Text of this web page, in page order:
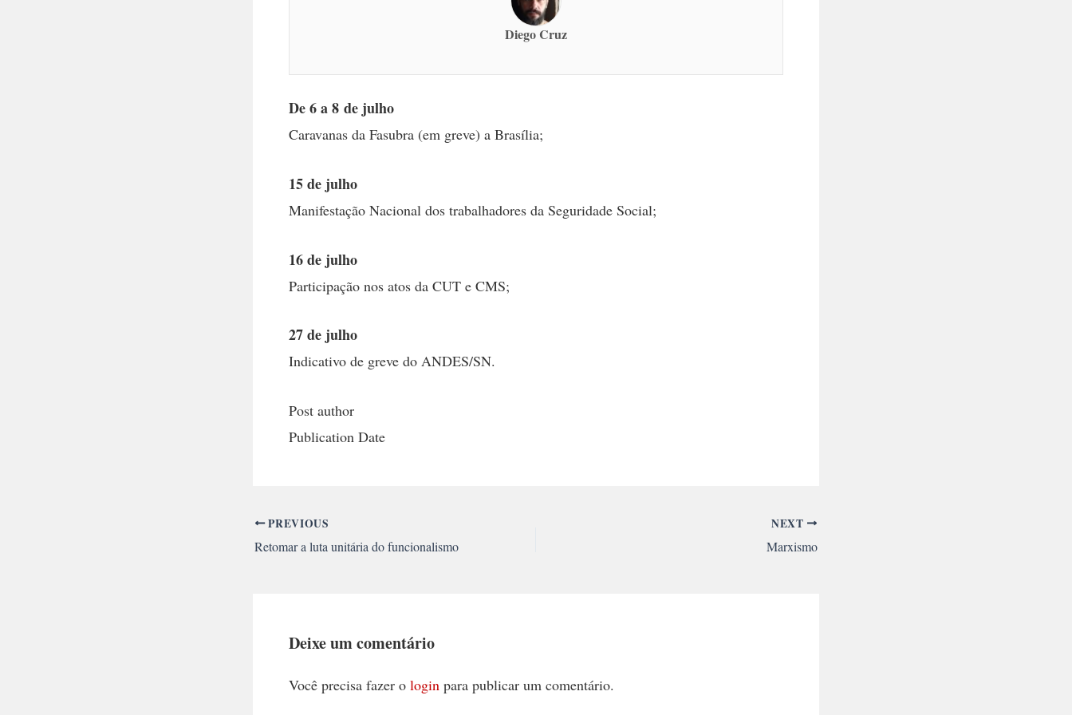
Diego Cruz
De 6 a 8 de julho
Caravanas da Fasubra (em greve) a Brasília;
15 de julho
Manifestação Nacional dos trabalhadores da Seguridade Social;
16 de julho
Participação nos atos da CUT e CMS;
27 de julho
Indicativo de greve do ANDES/SN.
Post author
Publication Date
PREVIOUS
Retomar a luta unitária do funcionalismo
NEXT
Marxismo
Deixe um comentário
Você precisa fazer o login para publicar um comentário.